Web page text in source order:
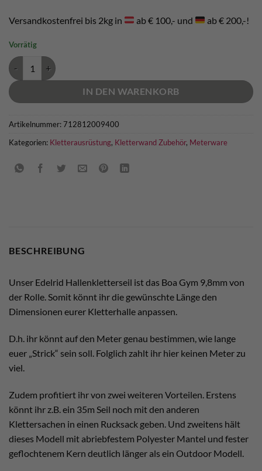
Versandkostenfrei bis 2kg in ab € 100,- und ab € 200,-!
Vorrätig
Edelrid Hallenkletterseil Menge
IN DEN WARENKORB
Artikelnummer:712812009400
Kategorien: Kletterausrüstung, Kletterwand Zubehör, Meterware
BESCHREIBUNG
Unser Edelrid Hallenkletterseil ist das Boa Gym 9,8mm von
der Rolle. Somit könnt ihr die gewünschte Länge den
Dimensionen eurer Kletterhalle anpassen.
D.h. ihr könnt auf den Meter genau bestimmen, wie lange
euer „Strick“ sein soll. Folglich zahlt ihr hier keinen Meter zu
viel.
Zudem profitiert ihr von zwei weiteren Vorteilen. Erstens
könnt ihr z.B. ein 35m Seil noch mit den anderen
Klettersachen in einen Rucksack geben. Und zweitens hält
dieses Modell mit abriebfestem Polyester Mantel und fester
geflochtenem Kern deutlich länger als ein Outdoor Modell.